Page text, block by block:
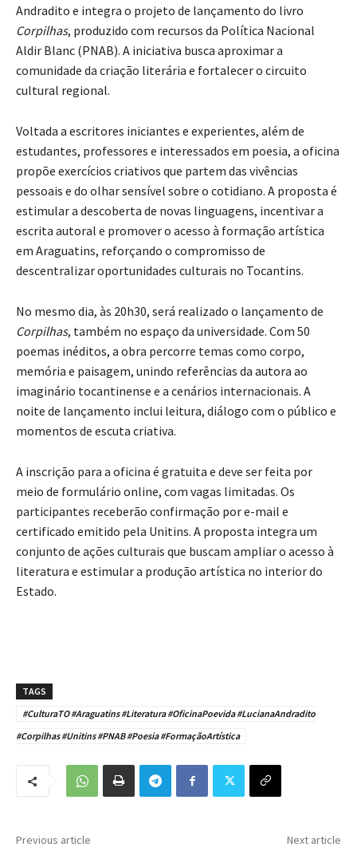
Andradito e integra o projeto de lançamento do livro
Corpilhas, produzido com recursos da Política Nacional
Aldir Blanc (PNAB). A iniciativa busca aproximar a
comunidade da criação literária e fortalecer o circuito
cultural regional.
Voltada a escritores iniciantes e experientes, além de
estudantes, professores e interessados em poesia, a oficina
propõe exercícios criativos que partem das vivências
pessoais e do olhar sensível sobre o cotidiano. A proposta é
estimular a descoberta de novas linguagens, incentivar a
escrita autoral e promover o acesso à formação artística
em Araguatins, reforçando o compromisso de
descentralizar oportunidades culturais no Tocantins.
No mesmo dia, às 20h30, será realizado o lançamento de
Corpilhas, também no espaço da universidade. Com 50
poemas inéditos, a obra percorre temas como corpo,
memória e paisagem, unindo referências da autora ao
imaginário tocantinense e a cenários internacionais. A
noite de lançamento inclui leitura, diálogo com o público e
momentos de escuta criativa.
A inscrição para a oficina é gratuita e deve ser feita por
meio de formulário online, com vagas limitadas. Os
participantes receberão confirmação por e-mail e
certificado emitido pela Unitins. A proposta integra um
conjunto de ações culturais que buscam ampliar o acesso à
literatura e estimular a produção artística no interior do
Estado.
TAGS
#CulturaTO #Araguatins #Literatura #OficinaPoevida #LucianaAndradito
#Corpilhas #Unitins #PNAB #Poesia #FormaçãoArtística
Previous article Next article